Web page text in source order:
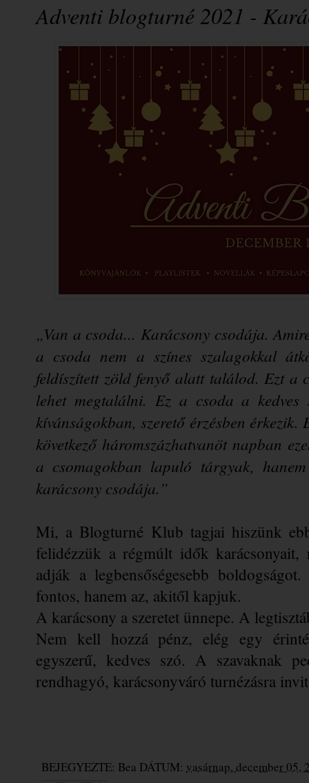
Adventi blogturné 2021 -
„Van a csoda... Karácsony csodája.
a csoda nem a színes szalagokkal
feldíszített zöld fenyő alatt találod. Ezt a
lehet megtalálni. Ez a csoda a kedves
kívánságokban, szerető érzésben
következő háromszázhatvanöt napban
a csomagokban lapuló tárgyak,
karácsony csodája.”
Mi, a Blogturné Klub tagjai hiszünk
felidézzük a régmúlt idők
adják a legbensőségesebb
fontos, hanem az, akitől kapjuk.
A karácsony a szeretet ünnepe. A
Nem kell hozzá pénz, elég egy
egyszerű, kedves szó. A szavaknak
rendhagyó, karácsonyváró turnézásra
BEJEGYEZTE: Bea DÁTUM: vasárnap, december 05,